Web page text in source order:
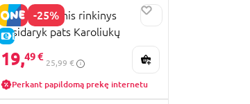
-25%
E-KAINA
STMT kūrybinis rinkinys
pasidaryk pats Karoliukų
papuošalų kūrimas, 201082
19,49 €
25,99 €
Perkant papildomą prekę internetu